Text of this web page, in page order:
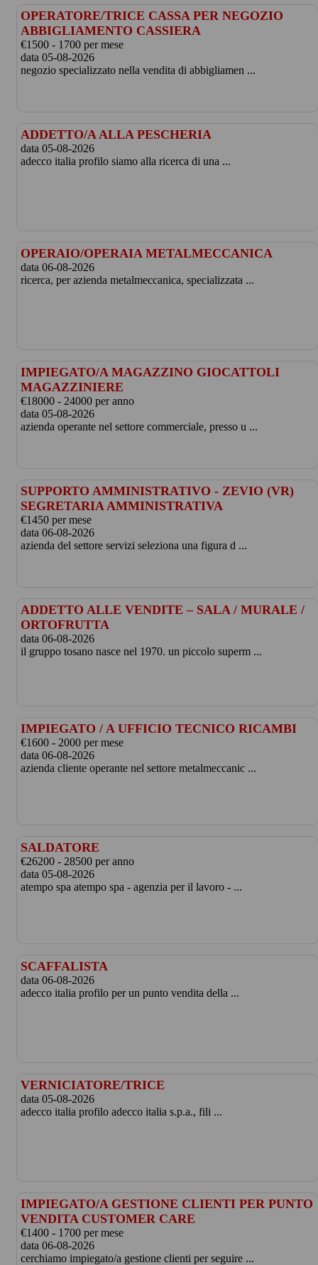
OPERATORE/TRICE CASSA PER NEGOZIO
ABBIGLIAMENTO CASSIERA
€1500 - 1700 per mese
data 05-08-2026
negozio specializzato nella vendita di abbigliamen ...
ADDETTO/A ALLA PESCHERIA
data 05-08-2026
adecco italia profilo siamo alla ricerca di una ...
OPERAIO/OPERAIA METALMECCANICA
data 06-08-2026
ricerca, per azienda metalmeccanica, specializzata ...
IMPIEGATO/A MAGAZZINO GIOCATTOLI
MAGAZZINIERE
€18000 - 24000 per anno
data 05-08-2026
azienda operante nel settore commerciale, presso u ...
SUPPORTO AMMINISTRATIVO - ZEVIO (VR)
SEGRETARIA AMMINISTRATIVA
€1450 per mese
data 06-08-2026
azienda del settore servizi seleziona una figura d ...
ADDETTO ALLE VENDITE – SALA / MURALE /
ORTOFRUTTA
data 06-08-2026
il gruppo tosano nasce nel 1970. un piccolo superm ...
IMPIEGATO / A UFFICIO TECNICO RICAMBI
€1600 - 2000 per mese
data 06-08-2026
azienda cliente operante nel settore metalmeccanic ...
SALDATORE
€26200 - 28500 per anno
data 05-08-2026
atempo spa atempo spa - agenzia per il lavoro - ...
SCAFFALISTA
data 06-08-2026
adecco italia profilo per un punto vendita della ...
VERNICIATORE/TRICE
data 05-08-2026
adecco italia profilo adecco italia s.p.a., fili ...
IMPIEGATO/A GESTIONE CLIENTI PER PUNTO
VENDITA CUSTOMER CARE
€1400 - 1700 per mese
data 06-08-2026
cerchiamo impiegato/a gestione clienti per seguire ...